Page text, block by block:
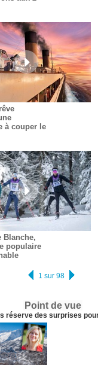
à couper le
Blanche,
populaire
1 sur 98
Point de vue
réserve des surprises